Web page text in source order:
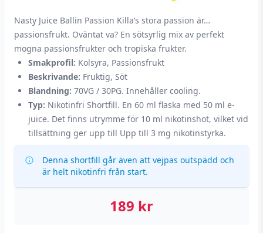
Nasty Juice Ballin Passion Killa’s stora passion är…
passionsfrukt. Oväntat va? En sötsyrlig mix av perfekt
mogna passionsfrukter och tropiska frukter.
Smakprofil: Kolsyra, Passionsfrukt
Beskrivande: Fruktig, Söt
Blandning: 70VG / 30PG. Innehåller cooling.
Typ: Nikotinfri Shortfill. En 60 ml flaska med 50 ml e-
juice. Det finns utrymme för 10 ml nikotinshot, vilket vid
tillsättning ger upp till Upp till 3 mg nikotinstyrka.
Denna shortfill går även att vejpas outspädd och
är helt nikotinfri från start.
189 kr